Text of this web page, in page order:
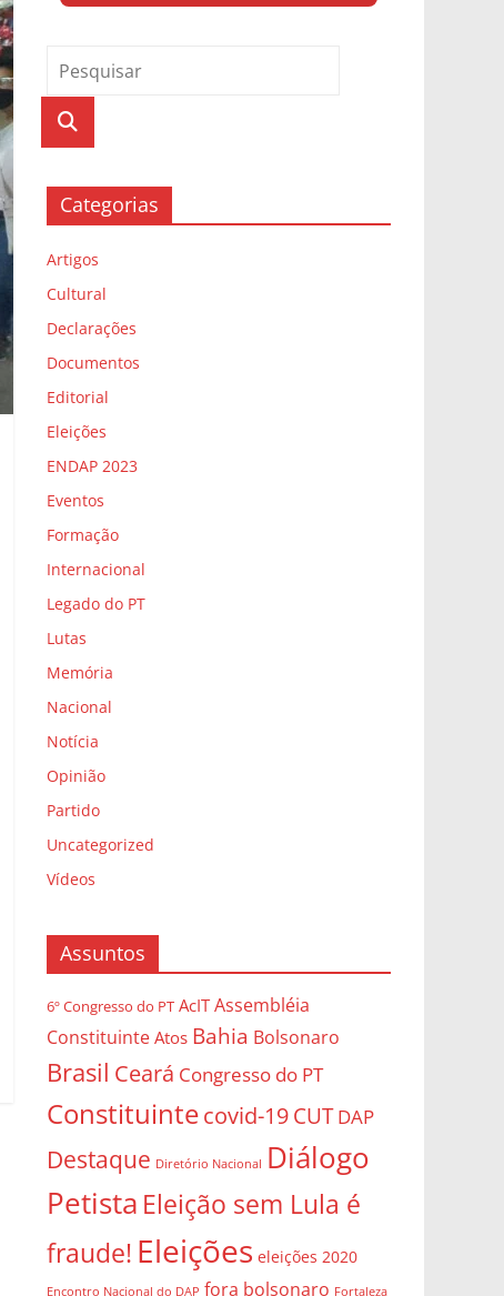
Categorias
Artigos
Cultural
Declarações
Documentos
Editorial
Eleições
ENDAP 2023
Eventos
Formação
Internacional
Legado do PT
Lutas
Memória
Nacional
Notícia
Opinião
Partido
Uncategorized
Vídeos
Assuntos
6º Congresso do PT AcIT Assembléia
Constituinte Atos Bahia Bolsonaro
Brasil Ceará Congresso do PT
Constituintecovid-19CUT DAP
Destaque Diretório Nacional Diálogo
Petista Eleição sem Lula é
fraude! Eleições eleições 2020
Encontro Nacional do DAP fora bolsonaro Fortaleza